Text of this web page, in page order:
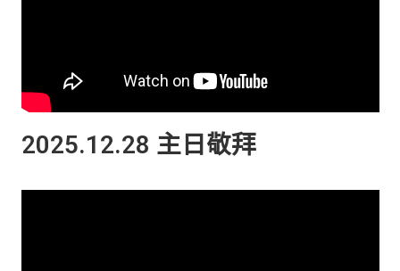
2025.12.28 主日敬拜